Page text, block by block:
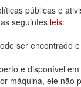
públicas e
seguintes leis:
ser encontrado
e disponível
máquina, ele não